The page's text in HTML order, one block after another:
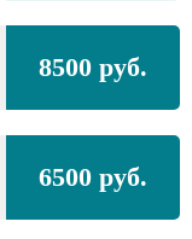
8500 руб.
6500 руб.